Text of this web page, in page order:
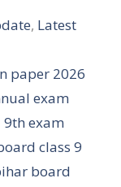
, Latest
paper 2026
exam
exam
class 9
board